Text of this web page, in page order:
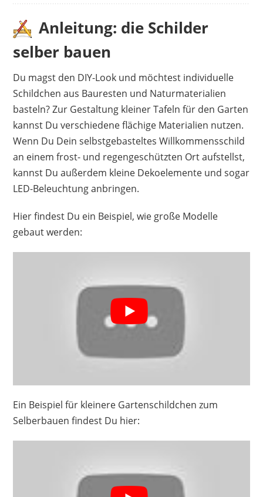
Anleitung: die Schilder
selber bauen
Du magst den DIY-Look und möchtest individuelle
Schildchen aus Bauresten und Naturmaterialien
basteln? Zur Gestaltung kleiner Tafeln für den Garten
kannst Du verschiedene flächige Materialien nutzen.
Wenn Du Dein selbstgebasteltes Willkommensschild
an einem frost- und regengeschützten Ort aufstellst,
kannst Du außerdem kleine Dekoelemente und sogar
LED-Beleuchtung anbringen.
Hier findest Du ein Beispiel, wie große Modelle
gebaut werden:
Ein Beispiel für kleinere Gartenschildchen zum
Selberbauen findest Du hier: